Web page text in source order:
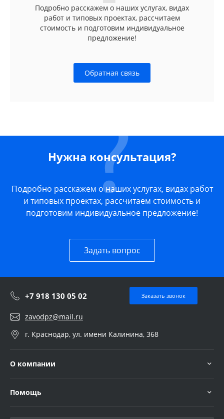
Подробно расскажем о наших услугах, видах
работ и типовых проектах, рассчитаем
стоимость и подготовим индивидуальное
предложение!
Обратная связь
Нужна консультация?
Подробно расскажем о наших услугах, видах работ
и типовых проектах, рассчитаем стоимость и
подготовим индивидуальное предложение!
Задать вопрос
+7 918 130 05 02 Заказать звонок
zavodpz@mail.ru
г. Краснодар, ул. имени Калинина, 368
О компании
Помощь